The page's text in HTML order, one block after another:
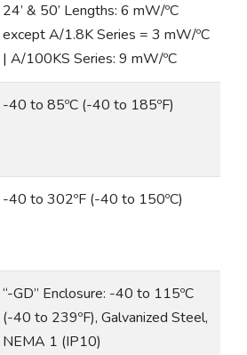
24’ & 50’ Lengths: 6 mW/ºC
except A/1.8K Series = 3 mW/ºC
| A/100KS Series: 9 mW/ºC
-40 to 85ºC (-40 to 185ºF)
-40 to 302ºF (-40 to 150ºC)
“-GD” Enclosure: -40 to 115ºC
(-40 to 239ºF), Galvanized Steel,
NEMA 1 (IP10)